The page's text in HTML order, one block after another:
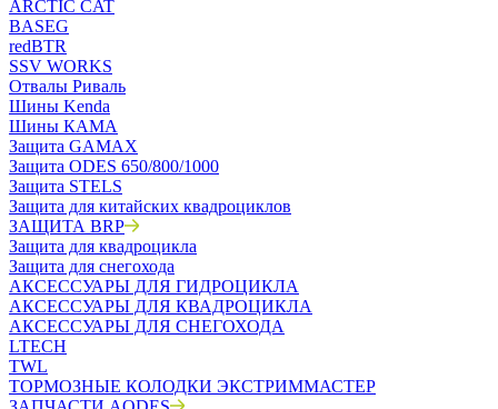
ARCTIC CAT
BASEG
redBTR
SSV WORKS
Отвалы Риваль
Шины Kenda
Шины КАМА
Защита GAMAX
Защита ODES 650/800/1000
Защита STELS
Защита для китайских квадроциклов
ЗАЩИТА BRP
Защита для квадроцикла
Защита для снегохода
АКСЕССУАРЫ ДЛЯ ГИДРОЦИКЛА
АКСЕССУАРЫ ДЛЯ КВАДРОЦИКЛА
АКСЕССУАРЫ ДЛЯ СНЕГОХОДА
LTECH
TWL
ТОРМОЗНЫЕ КОЛОДКИ ЭКСТРИММАСТЕР